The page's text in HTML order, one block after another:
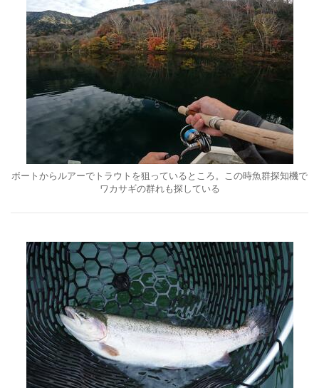
ボートからルアーでトラウトを狙っているところ。この時魚群探知機で
ワカサギの群れも探している